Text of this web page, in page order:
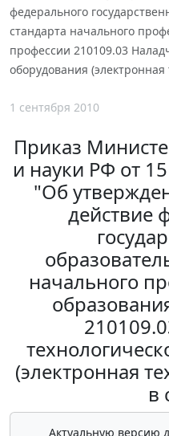
федерального
стандарта начального
профессии 210109.03
оборудования
1 сентября 2010
Приказ
и науки РФ от
"Об
действие
начального
(электронная
в
Актуальную версию